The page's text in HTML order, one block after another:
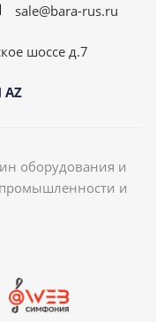
sale@bara-rus.ru
шоссе д.7
AZ
оборудования и
промышленности и